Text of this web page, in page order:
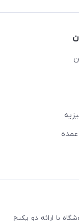
فروشگاه با ارائه دو پکیج